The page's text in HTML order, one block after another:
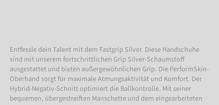
Entfessle dein Talent mit dem Fastgrip Silver. Diese Handschuhe
sind mit unserem fortschrittlichen Grip Silver-Schaumstoff
ausgestattet und bieten außergewöhnlichen Grip. Die PerformSkin-
Oberhand sorgt für maximale Atmungsaktivität und Komfort. Der
Hybrid-Negativ-Schnitt optimiert die Ballkontrolle. Mit seiner
bequemen, übergestreiften Manschette und dem eingearbeiteten